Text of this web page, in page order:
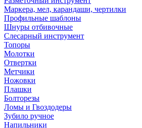
Маркера, мел, карандаши, чертилки
Профильные шаблоны
Шнуры отбивочные
Слесарный инструмент
Топоры
Молотки
Отвертки
Метчики
Ножовки
Плашки
Болторезы
Ломы и Гвоздодеры
Зубило ручное
Напильники